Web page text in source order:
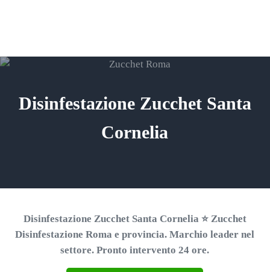
Disinfestazione Zucchet Santa
Cornelia
Disinfestazione Zucchet Santa Cornelia ⭐ Zucchet
Disinfestazione Roma e provincia. Marchio leader nel
settore. Pronto intervento 24 ore.